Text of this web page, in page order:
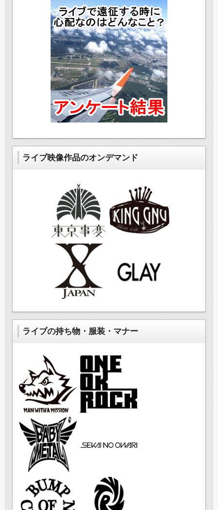
ライブ映像作品のオンデマンド
ライブの持ち物・服装・マナー